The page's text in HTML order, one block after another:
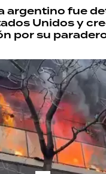
argentino fue
Unidos y
por su